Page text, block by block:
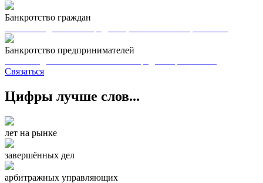
Банкротство граждан
Банкротство предпринимателей
Связаться
Цифры лучше слов...
лет на рынке
завершённых дел
арбитражных управляющих